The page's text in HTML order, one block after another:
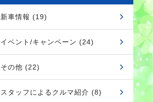
新車情報 (19)
イベント/キャンペーン (24)
その他 (22)
スタッフによるクルマ紹介 (8)